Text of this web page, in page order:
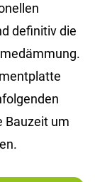
definitiv die
Bauzeit um